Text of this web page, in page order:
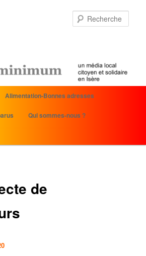
Alimentation-Bonnes adresses
Qui sommes-nous ?
de